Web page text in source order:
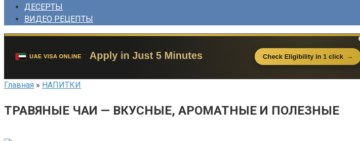
ДЕСЕРТЫ
ВИДЕО РЕЦЕПТЫ
Главная » НАПИТКИ
ТРАВЯНЫЕ ЧАИ — ВКУСНЫЕ, АРОМАТНЫЕ И ПОЛЕЗНЫЕ